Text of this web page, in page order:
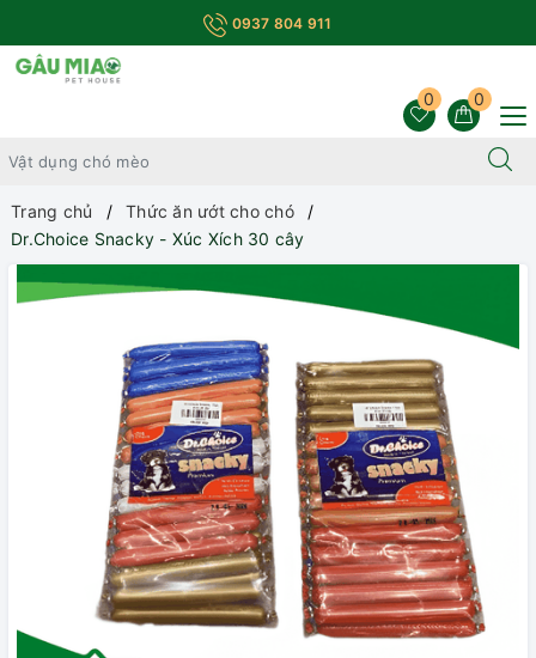
0937 804 911
0
0
Trang chủ
Thức ăn ướt cho chó
Dr.Choice Snacky - Xúc Xích 30 cây